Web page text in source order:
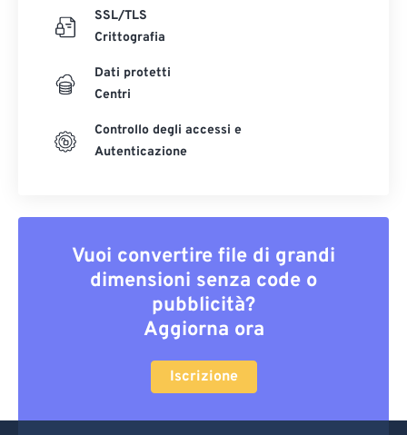
SSL/TLS
Crittografia
Dati protetti
Centri
Controllo degli accessi e
Autenticazione
Vuoi convertire file di grandi
dimensioni senza code o
pubblicità?
Aggiorna ora
Iscrizione